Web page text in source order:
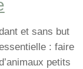
et sans but
: faire
petits